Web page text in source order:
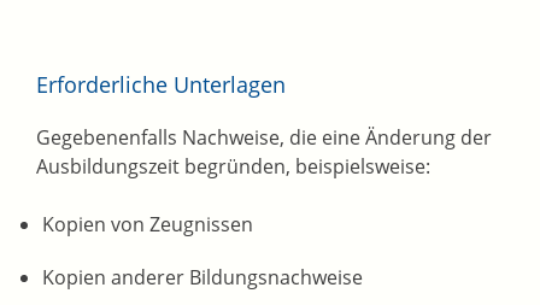
Erforderliche Unterlagen
Gegebenenfalls Nachweise, die eine Änderung der
Ausbildungszeit begründen, beispielsweise:
Kopien von Zeugnissen
Kopien anderer Bildungsnachweise